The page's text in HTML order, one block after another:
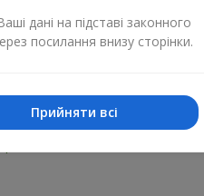
дані на підставі законного
посилання внизу сторінки.
Прийняти всі